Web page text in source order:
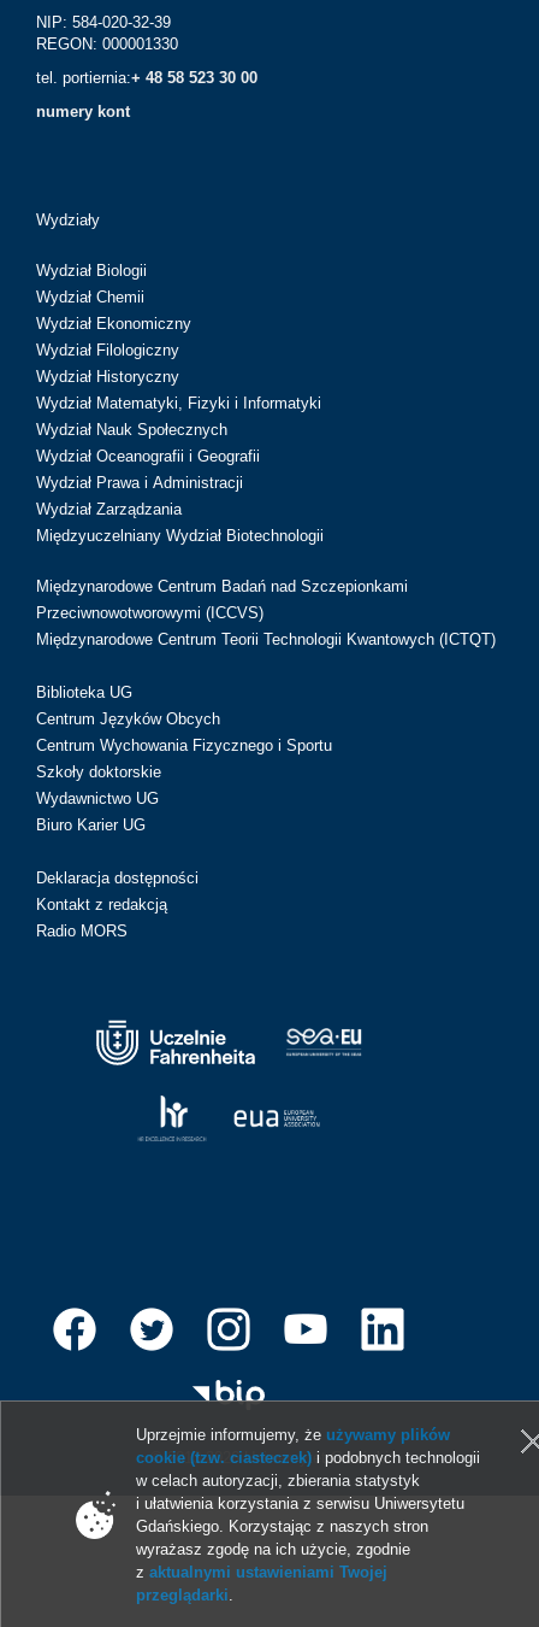
NIP: 584-020-32-39
REGON: 000001330
tel. portiernia:+ 48 58 523 30 00
numery kont
Wydziały
Wydział Biologii
Wydział Chemii
Wydział Ekonomiczny
Wydział Filologiczny
Wydział Historyczny
Wydział Matematyki, Fizyki i Informatyki
Wydział Nauk Społecznych
Wydział Oceanografii i Geografii
Wydział Prawa i Administracji
Wydział Zarządzania
Międzyuczelniany Wydział Biotechnologii
Międzynarodowe Centrum Badań nad Szczepionkami
Przeciwnowotworowymi (ICCVS)
Międzynarodowe Centrum Teorii Technologii Kwantowych (ICTQT)
Biblioteka UG
Centrum Języków Obcych
Centrum Wychowania Fizycznego i Sportu
Szkoły doktorskie
Wydawnictwo UG
Biuro Karier UG
Deklaracja dostępności
Kontakt z redakcją
Radio MORS
© 2013-2026 Uniwersytet Gdański
Uprzejmie informujemy, że używamy plików
cookie (tzw. ciasteczek) i podobnych technologii
w celach autoryzacji, zbierania statystyk
i ułatwienia korzystania z serwisu Uniwersytetu
Gdańskiego. Korzystając z naszych stron
wyrażasz zgodę na ich użycie, zgodnie
zaktualnymi ustawieniami Twojej
przeglądarki.